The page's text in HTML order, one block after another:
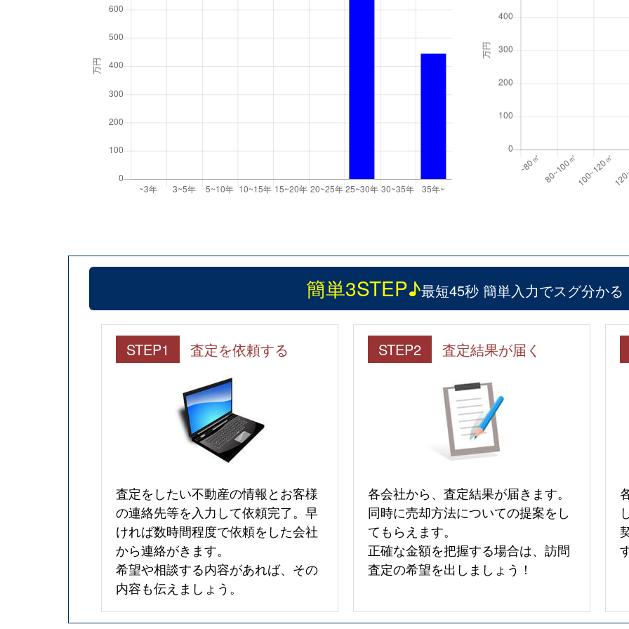
簡単3STEP♪最短45秒 簡単入力でスグ分かる
STEP1 査定を依頼する
査定をしたい不動産の情報とお客様
の連絡先等を入力して依頼完了。早
ければ数時間程度で依頼をした会社
から連絡がきます。
希望や相談する内容があれば、その
内容も伝えましょう。
STEP2 査定結果が届く
各会社から、査定結果が届きます。
同時に売却方法についての提案をし
てもらえます。
正確な金額を把握する場合は、訪問
査定の希望を出しましょう！